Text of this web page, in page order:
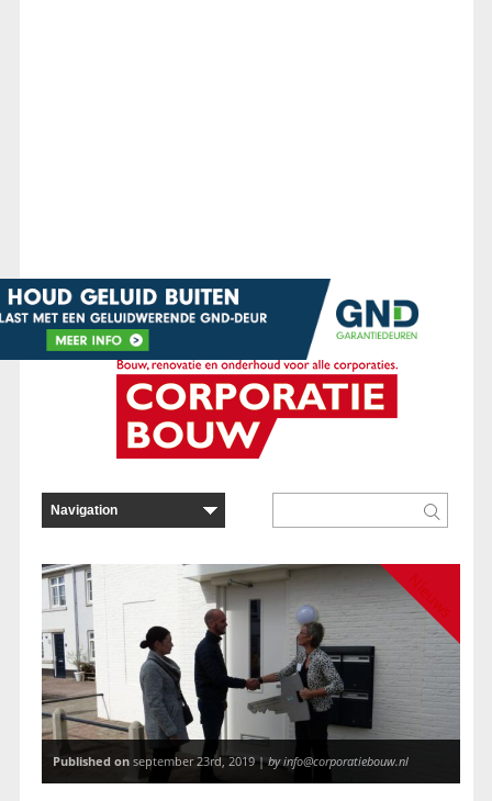
Nieuws
Published onseptember 23rd, 2019 |by info@corporatiebouw.nl